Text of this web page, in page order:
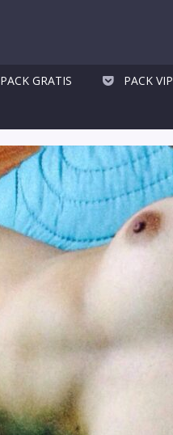
PACK GRATIS PACK VIP